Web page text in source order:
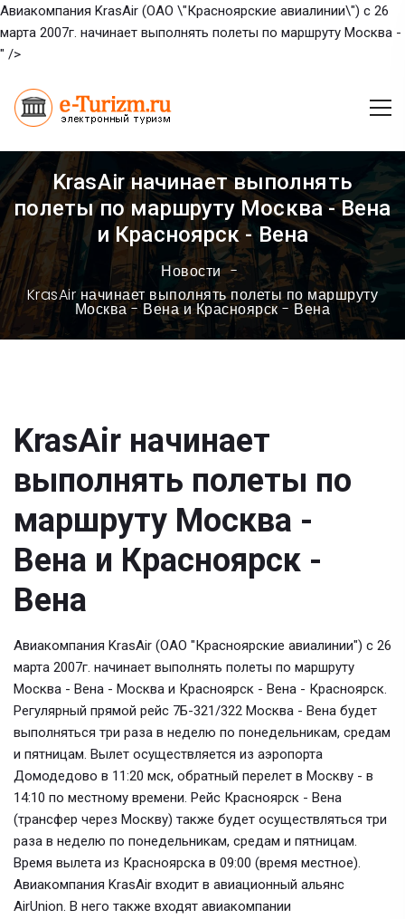
Авиакомпания KrasAir (ОАО \"Красноярские авиалинии\") с 26
марта 2007г. начинает выполнять полеты по маршруту Москва -
" />
KrasAir начинает выполнять
полеты по маршруту Москва - Вена
и Красноярск - Вена
Новости
KrasAir начинает выполнять полеты по маршруту
Москва - Вена и Красноярск - Вена
KrasAir начинает
выполнять полеты по
маршруту Москва -
Вена и Красноярск -
Вена
Авиакомпания KrasAir (ОАО "Красноярские авиалинии") с 26
марта 2007г. начинает выполнять полеты по маршруту
Москва - Вена - Москва и Красноярск - Вена - Красноярск.
Регулярный прямой рейс 7Б-321/322 Москва - Вена будет
выполняться три раза в неделю по понедельникам, средам
и пятницам. Вылет осуществляется из аэропорта
Домодедово в 11:20 мск, обратный перелет в Москву - в
14:10 по местному времени. Рейс Красноярск - Вена
(трансфер через Москву) также будет осуществляться три
раза в неделю по понедельникам, средам и пятницам.
Время вылета из Красноярска в 09:00 (время местное).
Авиакомпания KrasAir входит в авиационный альянс
AirUnion. В него также входят авиакомпании